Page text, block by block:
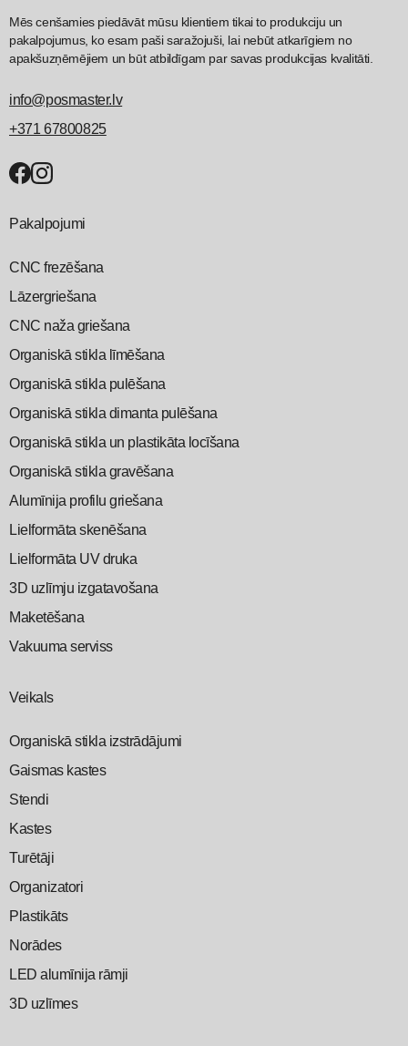
Mēs cenšamies piedāvāt mūsu klientiem tikai to produkciju un
pakalpojumus, ko esam paši saražojuši, lai nebūt atkarīgiem no
apakšuzņēmējiem un būt atbildīgam par savas produkcijas kvalitāti.
info@posmaster.lv
+371 67800825
Pakalpojumi
CNC frezēšana
Lāzergriešana
CNC naža griešana
Organiskā stikla līmēšana
Organiskā stikla pulēšana
Organiskā stikla dimanta pulēšana
Organiskā stikla un plastikāta locīšana
Organiskā stikla gravēšana
Alumīnija profilu griešana
Lielformāta skenēšana
Lielformāta UV druka
3D uzlīmju izgatavošana
Maketēšana
Vakuuma serviss
Veikals
Organiskā stikla izstrādājumi
Gaismas kastes
Stendi
Kastes
Turētāji
Organizatori
Plastikāts
Norādes
LED alumīnija rāmji
3D uzlīmes